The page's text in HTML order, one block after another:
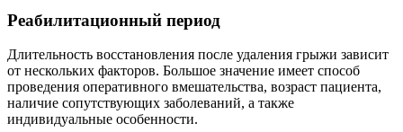
Реабилитационный период
Длительность восстановления после удаления грыжи зависит
от нескольких факторов. Большое значение имеет способ
проведения оперативного вмешательства, возраст пациента,
наличие сопутствующих заболеваний, а также
индивидуальные особенности.